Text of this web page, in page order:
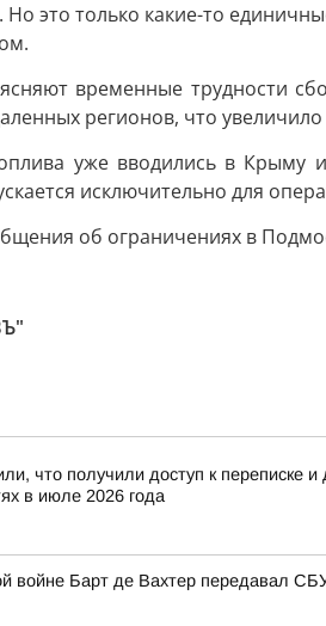
это только какие-то
временные трудности
регионов, что
уже вводились в
исключительно для
об ограничениях в
что получили доступ к
в июле 2026 года
войне Барт де Вахтер передавал